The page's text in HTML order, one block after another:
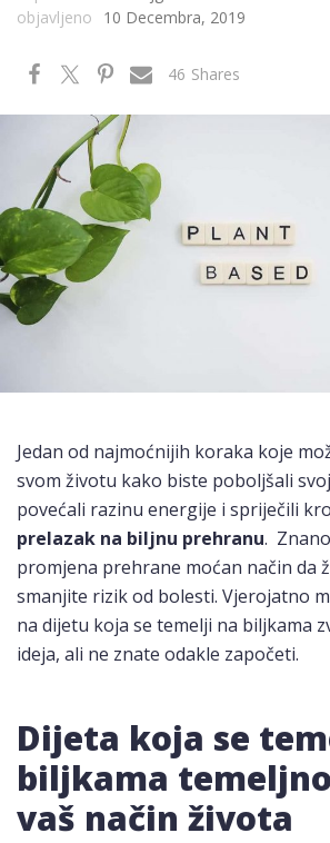
objavljeno
10 Decembra, 2019
Shares
46
Jedan od najmoćnijih koraka koje
svom životu kako biste poboljšali
povećali razinu energije i spriječili
prelazak na biljnu prehranu.
promjena prehrane moćan način da
smanjite rizik od bolesti. Vjerojatno
na dijetu koja se temelji na biljkama
ideja, ali ne znate odakle započeti.
Dijeta koja se
biljkama
vaš način života